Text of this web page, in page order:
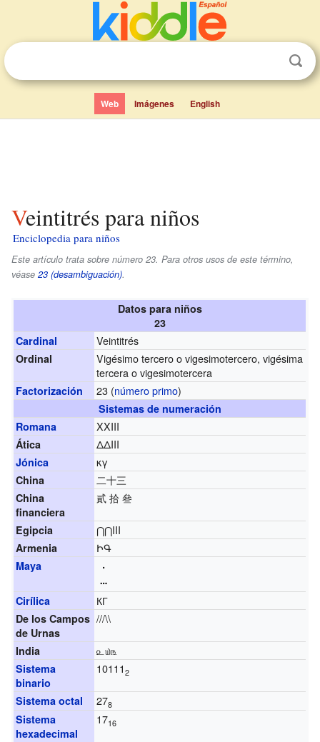
Web Imágenes English
Veintitrés para niños
Enciclopedia para niños
Este artículo trata sobre número 23. Para otros usos de este término,
véase 23 (desambiguación).
Datos para niños
23
Cardinal
Veintitrés
Ordinal
Vigésimo tercero o vigesimotercero, vigésima
tercera o vigesimotercera
Factorización 23 (número primo)
Sistemas de numeración
Romana
XXIII
Ática ΔΔIII
Jónica κγ
China 二十三
China
financiera
貳 拾 叄
Egipcia ⋂⋂III
Armenia ԻԳ
Maya
Cirílica КГ
De los Campos
de Urnas
///\\
India ௨௰௩
Sistema
binario
101112
Sistema octal 278
Sistema
hexadecimal
1716